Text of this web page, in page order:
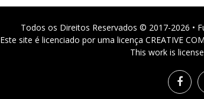
Todos os Direitos Reservados © 2017-2026 •
Este site é licenciado por uma licença CREATIVE
This work is